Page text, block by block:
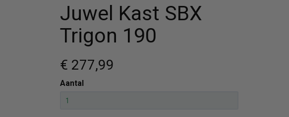
Vul hem met producten.
Juwel Kast SBX
Trigon 190
€ 277,99
Aantal